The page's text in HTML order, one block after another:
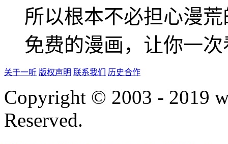
所以根本不必担心漫
免费的漫画，让你一
关于一听 版权声明 联系我们 历史合作
Copyright © 2003 - 2019
Reserved.